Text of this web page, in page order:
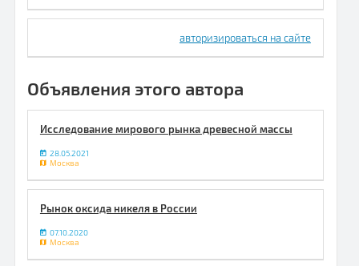
авторизироваться на сайте
Объявления этого автора
Исследование мирового рынка древесной массы
28.05.2021
Москва
Рынок оксида никеля в России
07.10.2020
Москва